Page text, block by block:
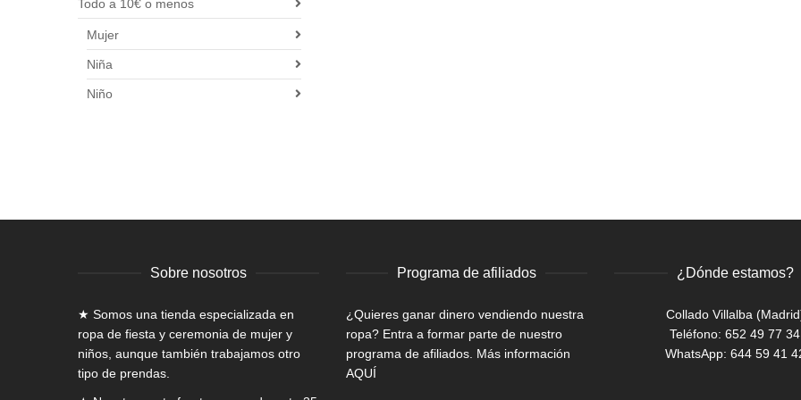
Todo a 10€ o menos
Mujer
Niña
Niño
Sobre nosotros
★ Somos una tienda especializada en
ropa de fiesta y ceremonia de mujer y
niños, aunque también trabajamos otro
tipo de prendas.
Programa de afiliados
¿Quieres ganar dinero vendiendo nuestra
ropa? Entra a formar parte de nuestro
programa de afiliados. Más información
AQUÍ
¿Dónde estamos?
Collado Villalba
Teléfono: 652 49 77 34
WhatsApp: 644 59 41